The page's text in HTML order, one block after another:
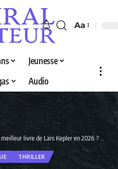
Aa
Jeunesse
Audio
livre de Lars Kepler en 2026 ? Découvrez nos 5 sélections
THRILLER